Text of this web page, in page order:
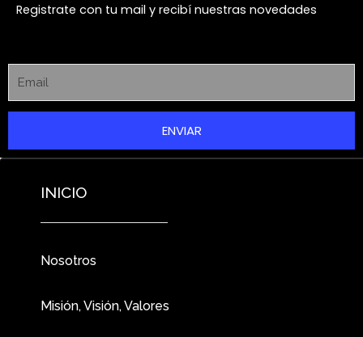
Registrate con tu mail y recibí nuestras novedades
ENVIAR
INICIO
Nosotros
Misión, Visión, Valores